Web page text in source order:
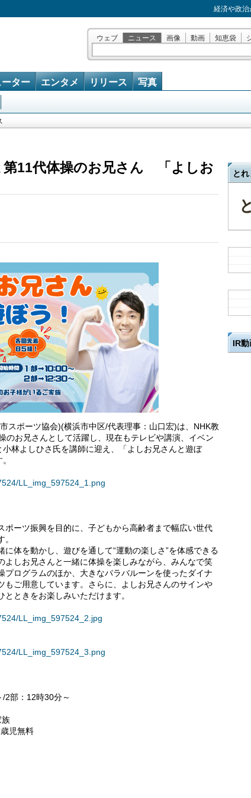
経済や政
ウェブ ニュース 画像 動画 知恵袋
ター エンタメ リリース 写真
11代体操のお兄さん 「よしお
スポーツ協会)(横浜市中区/代表理事：山口宏)は、NHK教
のお兄さんとして活躍し、現在もテレビや講演、イベン
小林よしひさ氏を講師に迎え、「よしお兄さんと遊ぼ
LL_img_597524_1.png
ーツ振興を目的に、子どもから高齢者まで幅広い世代
体を動かし、遊びを通して“運動の楽しさ”を体感できる
よしお兄さんと一緒に体操を楽しみながら、みんなで笑
ログラムのほか、大きなパラバルーンを使ったダイナ
もご用意しています。さらに、よしお兄さんのサインや
ときをお楽しみいただけます。
LL_img_597524_2.jpg
LL_img_597524_3.png
2部：12時30分～
族
児無料
とれ
IR動